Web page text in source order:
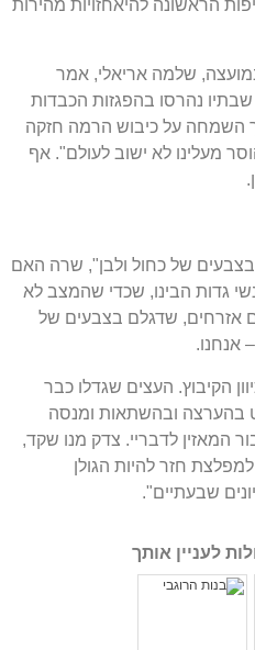
הראשונה להיאחזויות מהירות
, שלמה אריאלי, אמר
שבתיו נהרסו בהפגזות הכבדות
השמחה על כיבוש הרמה חזקה
מעלינו לא ישוב לעולם". אף
.
של כחול ולבן", שרה האם
גדות הבינו, שכדי שהמצב לא
אזרחים, שדגלם בצבעים של
– אנחנו.
הקיבוץ. העצים שגדלו כבר
בהערצה ובהשתאות ומנסה
המאזין לדבריי. צדק מנו שקד,
חזר להיות הגולן
שבעתיים".
לעניין אותך